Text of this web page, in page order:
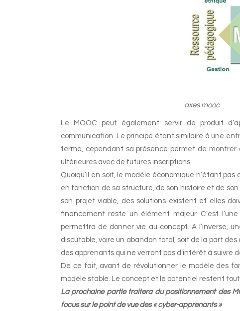
axes mooc
Le MOOC peut également servir de produit
communication. Le principe étant similaire à une
terme, cependant sa présence permet de
ultérieures avec de futures inscriptions.
Quoiqu’il en soit, le modèle économique n’étant
en fonction de sa structure, de son histoire et de
son projet viable, des solutions existent et elles
financement reste un élément majeur. C’est
permettra de donner vie au concept. A l’inverse,
discutable, voire un abandon total, soit de la part
des apprenants qui ne verront pas d’intérêt à suivre
De ce fait, avant de révolutionner le modèle des
modèle stable. Le concept et le potentiel restent
La prochaine partie traitera du positionnement des
focus sur le point de vue des « cyber-apprenants »